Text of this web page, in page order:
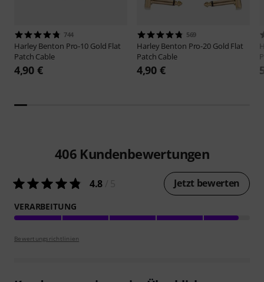
744
Harley Benton Pro-10 Gold Flat
Patch Cable
4,90 €
569
Harley Benton Pro-20 Gold Flat
Patch Cable
4,90 €
406 Kundenbewertungen
4.8 Jetzt bewerten
VERARBEITUNG
Bewertungsrichtlinien